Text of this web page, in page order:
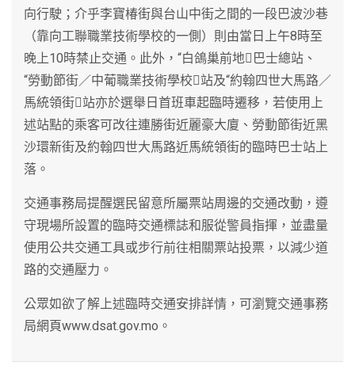
向行駛；介乎李寶椿街與台山中街之間的一段巴波沙巷
（靠向工聯職業技術學校的一側）則由當日上午8時至
晚上10時禁止交通。此外，“白鴿巢前地巴士總站、
“勞動節街／中葡職業技術學校站及“約翰四世大馬路／
馬統領街站亦於選舉日首班車起臨時遷移，若使用上
述站點的乘客可改往連勝街近麗豪大廈、勞動節街近黑
沙環新街及約翰四世大馬路近馬統領街的臨時巴士站上
落。
交通事務局提醒選民留意所屬票站周邊的交通改動，遵
守現場所設置的臨時交通標誌和服從警員指揮，並盡量
使用公共交通工具或步行前往相關票站投票，以減少道
路的交通壓力。
公眾如欲了解上述臨時交通安排詳情，可瀏覽交通事務
局網頁www.dsat.gov.mo。